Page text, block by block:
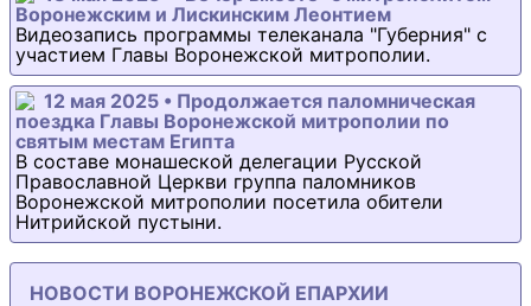
Воронежским и Лискинским Леонтием
Видеозапись программы телеканала "Губерния" с
участием Главы Воронежской митрополии.
12 мая 2025 • Продолжается паломническая
поездка Главы Воронежской митрополии по
святым местам Египта
В составе монашеской делегации Русской
Православной Церкви группа паломников
Воронежской митрополии посетила обители
Нитрийской пустыни.
НОВОСТИ ВОРОНЕЖСКОЙ ЕПАРХИИ